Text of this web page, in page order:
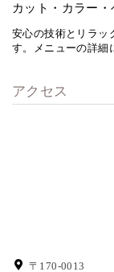
カット・カラー
安心の技術とリラッ
す。メニューの詳細
アクセス
〒170-0013